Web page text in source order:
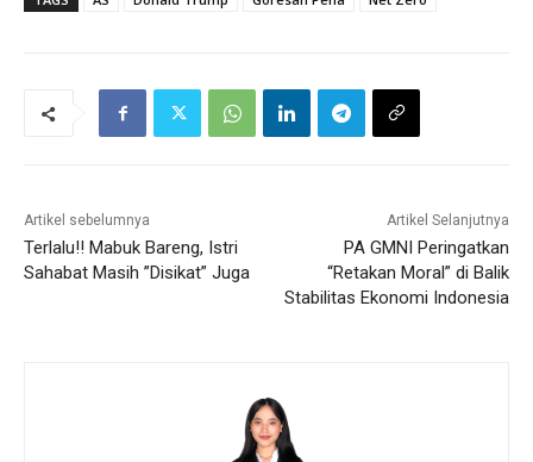
Artikel sebelumnya
Terlalu!! Mabuk Bareng, Istri
Sahabat Masih ”Disikat” Juga
Artikel Selanjutnya
PA GMNI Peringatkan
“Retakan Moral” di Balik
Stabilitas Ekonomi Indonesia